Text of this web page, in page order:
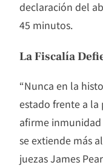
declaración del
45 minutos.
La Fiscalía
“Nunca en la
estado frente a
afirme
se extiende más
juezas James